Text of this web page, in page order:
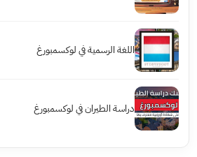
اللغة الرسمية في لوكسمبورغ
دراسة الطيران في لوكسمبورغ